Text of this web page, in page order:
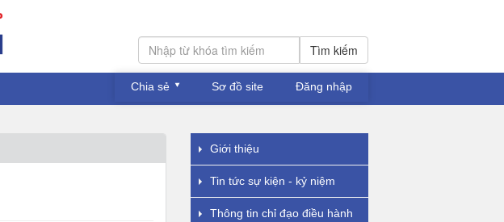
Tìm kiếm
Chia sẻ Sơ đồ site Đăng nhập
Giới thiệu
Tin tức sự kiện - kỷ niệm
Thông tin chỉ đạo điều hành